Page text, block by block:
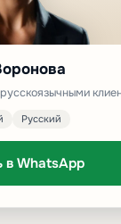
Русский
в WhatsApp